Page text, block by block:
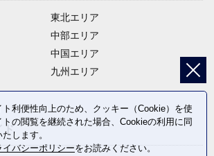
東北エリア
中部エリア
中国エリア
九州エリア
ド
利便性向上のため、クッキー（Cookie）を使
の閲覧を継続された場合、Cookieの利用に同
します。
イバシーポリシーをお読みください。